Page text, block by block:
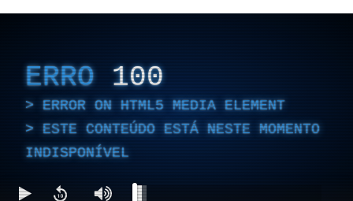
ERRO 100
ERROR ON HTML5 MEDIA ELEMENT
ESTE CONTEÚDO ESTÁ NESTE MOMENTO
INDISPONÍVEL